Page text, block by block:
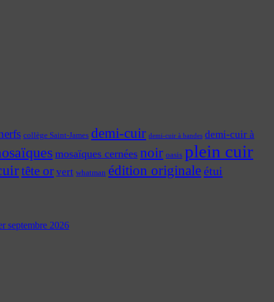
collège Saint-James demi-cuir demi-cuir à bandes demi-cuir à
mosaïques cernées noir oasis plein cuir
tête or vert whatman édition originaleétui
septembre 2026